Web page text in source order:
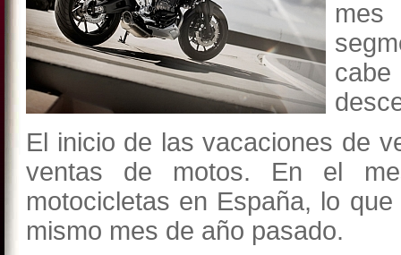
cabe
El inicio de las vacaciones de
ventas de motos. En el
motocicletas en España, lo
mismo mes de año pasado.